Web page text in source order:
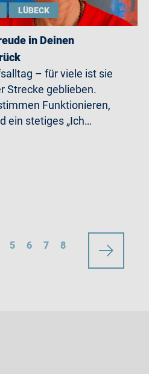
LÜBECK
in Deinen
– für viele ist sie
Strecke geblieben.
Funktionieren,
ein stetiges „Ich…
5 6 7 8